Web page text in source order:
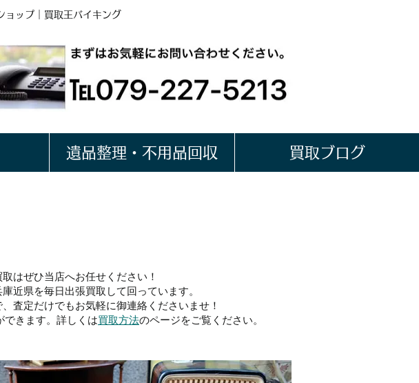
ョップ｜買取王バイキング
遺品整理・不用品回収 買取ブログ
はぜひ当店へお任せください！
近県を毎日出張買取して回っています。
査定だけでもお気軽に御連絡くださいませ！
できます。詳しくは買取方法のページをご覧ください。